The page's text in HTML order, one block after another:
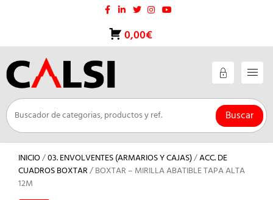
0,00€
Buscar
INICIO/03. ENVOLVENTES (ARMARIOS Y CAJAS)/ACC. DE
CUADROS BOXTAR/ BOXTAR – MIRILLA ABATIBLE TAPA ALTA
12M